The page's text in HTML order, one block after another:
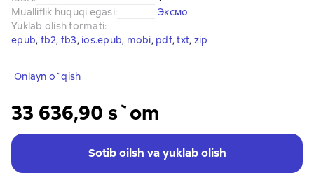
Mualliflik huquqi egasi:
Эксмо
Yuklab olish formati:
epub, fb2, fb3, ios.epub, mobi, pdf, txt, zip
Onlayn o`qish
33 636,90 s`om
Sotib oilsh va yuklab olish